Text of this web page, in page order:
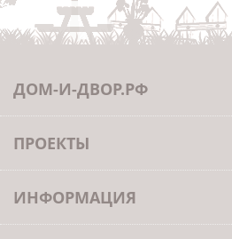
ДОМ-И-ДВОР.РФ
ПРОЕКТЫ
ИНФОРМАЦИЯ